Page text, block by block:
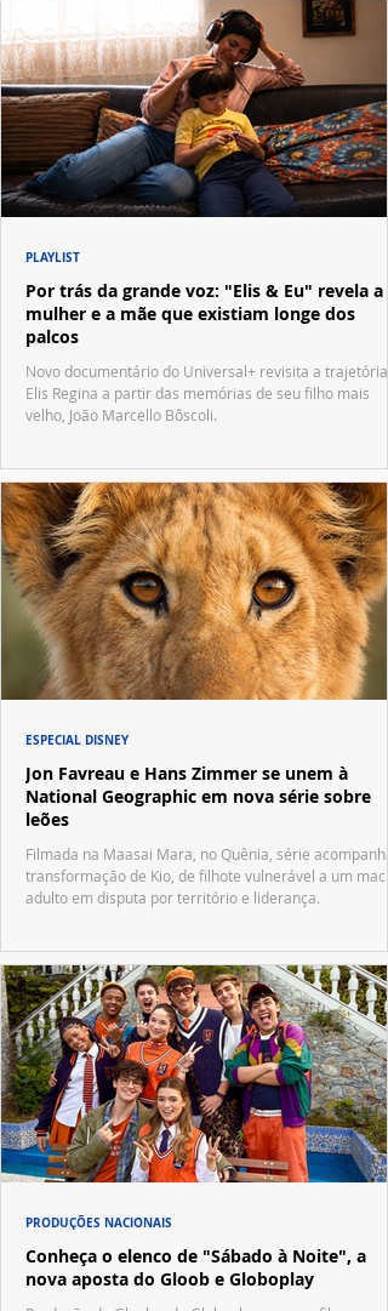
Por trás da grande voz: "Elis & Eu" revela a
mulher e a mãe que existiam longe dos
palcos
Novo documentário do Universal+ revisita a trajetória
Elis Regina a partir das memórias de seu filho mais
velho, João Marcello Bôscoli.
PLAYLIST
Jon Favreau e Hans Zimmer se unem à
National Geographic em nova série sobre
leões
Filmada na Maasai Mara, no Quênia, série acompanha
transformação de Kio, de filhote vulnerável a um
adulto em disputa por território e liderança.
ESPECIAL DISNEY
Conheça o elenco de "Sábado à Noite", a
nova aposta do Gloob e Globoplay
PRODUÇÕES NACIONAIS